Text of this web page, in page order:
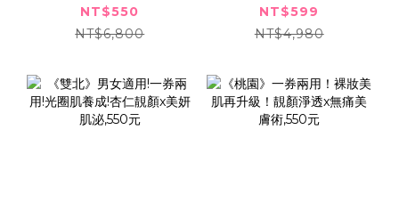
爆水亮肌養膚課
程,550元
NT$550
NT$6,800
肌!水飛梭淨膚x超導
肌泌,599元
NT$599
NT$4,980